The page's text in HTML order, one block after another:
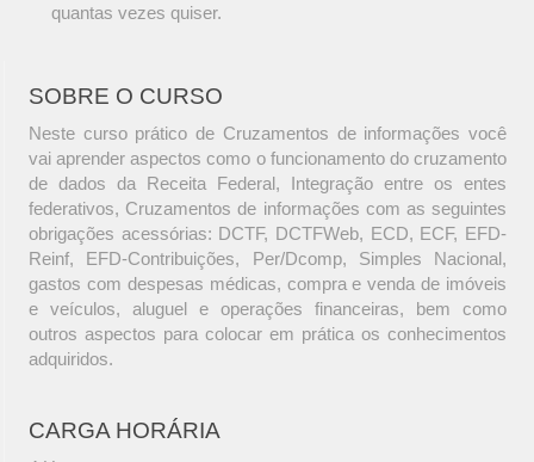
quantas vezes quiser.
SOBRE O CURSO
Neste curso prático de Cruzamentos de informações você
vai aprender aspectos como o funcionamento do cruzamento
de dados da Receita Federal, Integração entre os entes
federativos, Cruzamentos de informações com as seguintes
obrigações acessórias: DCTF, DCTFWeb, ECD, ECF, EFD-
Reinf, EFD-Contribuições, Per/Dcomp, Simples Nacional,
gastos com despesas médicas, compra e venda de imóveis
e veículos, aluguel e operações financeiras, bem como
outros aspectos para colocar em prática os conhecimentos
adquiridos.
CARGA HORÁRIA